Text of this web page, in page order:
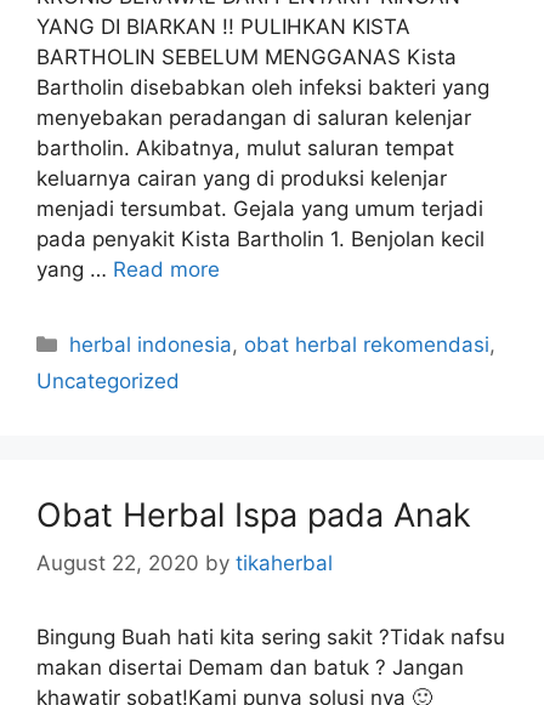
YANG DI BIARKAN !! PULIHKAN KISTA
BARTHOLIN SEBELUM MENGGANAS Kista
Bartholin disebabkan oleh infeksi bakteri yang
menyebakan peradangan di saluran kelenjar
bartholin. Akibatnya, mulut saluran tempat
keluarnya cairan yang di produksi kelenjar
menjadi tersumbat. Gejala yang umum terjadi
pada penyakit Kista Bartholin 1. Benjolan kecil
yang … Read more
C
r
e
herbal indonesia, obat herbal rekomendasi,
Uncategorized
Obat Herbal Ispa pada Anak
August 22, 2020 by tikaherbal
Bingung Buah hati kita sering sakit ?Tidak nafsu
makan disertai Demam dan batuk ? Jangan
khawatir sobat!Kami punya solusi nya 🙂